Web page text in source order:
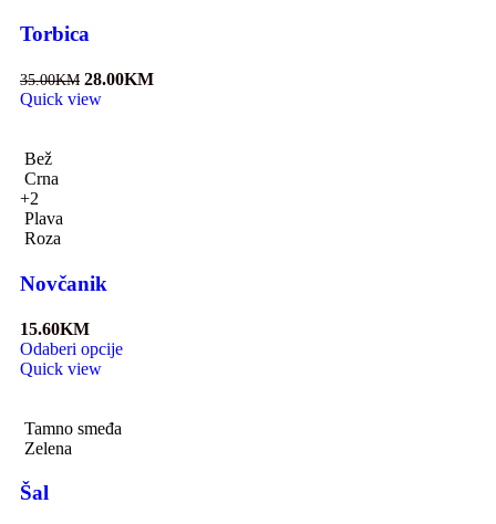
Torbica
35.00KM 28.00KM
Quick view
Bež
Crna
+2
Plava
Roza
Novčanik
15.60KM
Odaberi opcije
Quick view
Tamno smeđa
Zelena
Šal